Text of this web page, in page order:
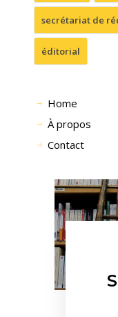
secrétariat de
éditorial
Home
À propos
Contact